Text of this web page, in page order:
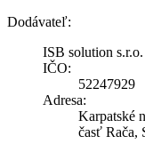
Dodávateľ:
ISB solution s.r.o.
IČO:
52247929
Adresa:
Karpatské
časť Rača,